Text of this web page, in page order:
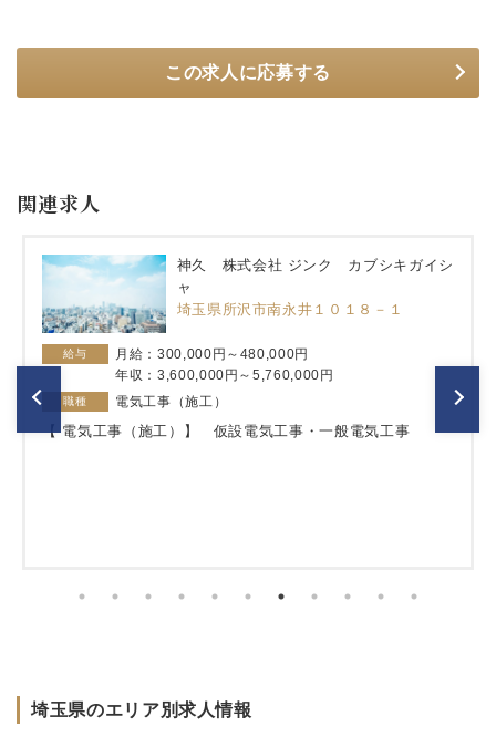
この求人に応募する
関連求人
神久 株式会社 ジンク カブシキガイシ
ャ
埼玉県所沢市南永井１０１８－１
給与
月給：300,000円～480,000円
年収：3,600,000円～5,760,000円
職種 電気工事（施工）
【 電気工事（施工）】 仮設電気工事・一般電気工事
埼玉県のエリア別求人情報